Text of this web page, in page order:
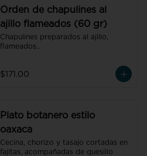
Orden de chapulines al
ajillo flameados (60 gr)
Chapulines preparados al ajillo,
flameados..
$171.00
Plato botanero estilo
oaxaca
Cecina, chorizo y tasajo cortadas en
fajitas, acompañadas de quesillo